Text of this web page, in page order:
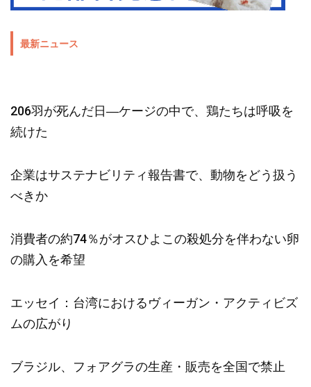
最新ニュース
206羽が死んだ日―ケージの中で、鶏たちは呼吸を
続けた
企業はサステナビリティ報告書で、動物をどう扱う
べきか
消費者の約74％がオスひよこの殺処分を伴わない卵
の購入を希望
エッセイ：台湾におけるヴィーガン・アクティビズ
ムの広がり
ブラジル、フォアグラの生産・販売を全国で禁止